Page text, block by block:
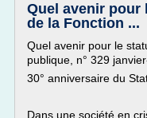
Quel avenir pour
de la Fonction ...
Quel avenir pour le
publique, n° 329
30° anniversaire du
Dans une société en